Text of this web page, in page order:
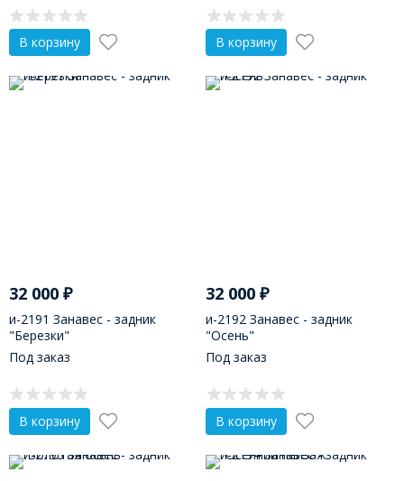
В корзину В корзину
32 000 ₽
и-2191 Занавес - задник
"Березки"
Под заказ
В корзину
32 000₽
и-2192 Занавес - задник
"Осень"
Под заказ
В корзину